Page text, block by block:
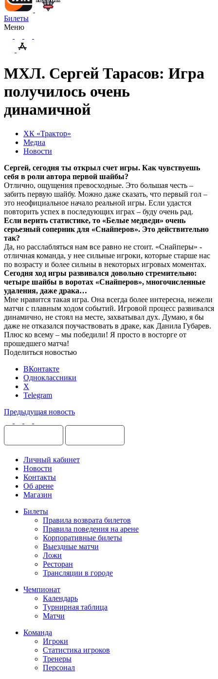
Билеты
Меню
МХЛ. Сергей Тарасов: Игра
получилось очень
динамичной
ХК «Трактор»
Медиа
Новости
Сергей, сегодня ты открыл счет игры. Как чувствуешь
себя в роли автора первой шайбы?
Отлично, ощущения превосходные. Это большая честь –
забить первую шайбу. Можно даже сказать, что первый гол –
это неофициальное начало реальной игры. Если удастся
повторить успех в последующих играх – буду очень рад.
Если верить статистике, то «Белые медведи» очень
серьезный соперник для «Снайперов». Это действительно
так?
Да, но расслабляться нам все равно не стоит. «Снайперы» -
отличная команда, у нее сильные игроки, которые старше нас
по возрасту и более сильны в некоторых игровых моментах.
Сегодня ход игры развивался довольно стремительно:
четыре шайбы в воротах «Снайперов», многочисленные
удаления, даже драка…
Мне нравится такая игра. Она всегда более интересна, нежели
матчи с плавным ходом событий. Игровой процесс развивался
динамично, не стоял на месте, захватывал дух. Думаю, я бы
даже не отказался поучаствовать в драке, как Данила Губарев.
Плюс ко всему – мы победили! Я просто в восторге от
прошедшего матча!
Поделиться новостью
ВКонтакте
Одноклассники
X
Telegram
Предыдущая новость
Личный кабинет
Новости
Контакты
Об арене
Магазин
Билеты
Правила возврата билетов
Правила поведения на арене
Корпоративные билеты
Выездные матчи
Ложи
Ресторан
Трансляции в городе
Чемпионат
Календарь
Турнирная таблица
Матчи
Команда
Игроки
Статистика игроков
Тренеры
Персонал